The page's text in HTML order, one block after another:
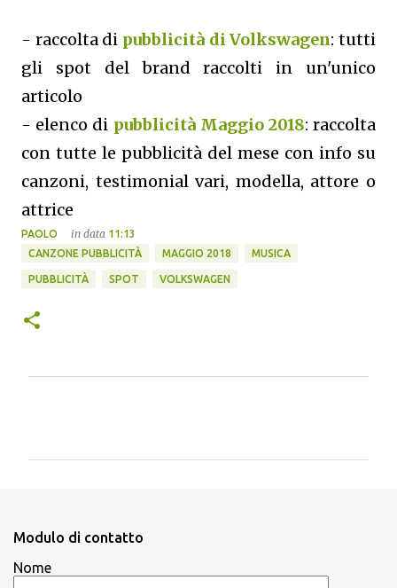
- raccolta di pubblicità di Volkswagen: tutti
gli spot del brand raccolti in un'unico
articolo
- elenco di pubblicità Maggio 2018: raccolta
con tutte le pubblicità del mese con info su
canzoni, testimonial vari, modella, attore o
attrice
PAOLO in data 11:13
CANZONE PUBBLICITÀ
MAGGIO 2018 MUSICA
PUBBLICITÀ SPOT VOLKSWAGEN
i
Modulo di contatto
Nome